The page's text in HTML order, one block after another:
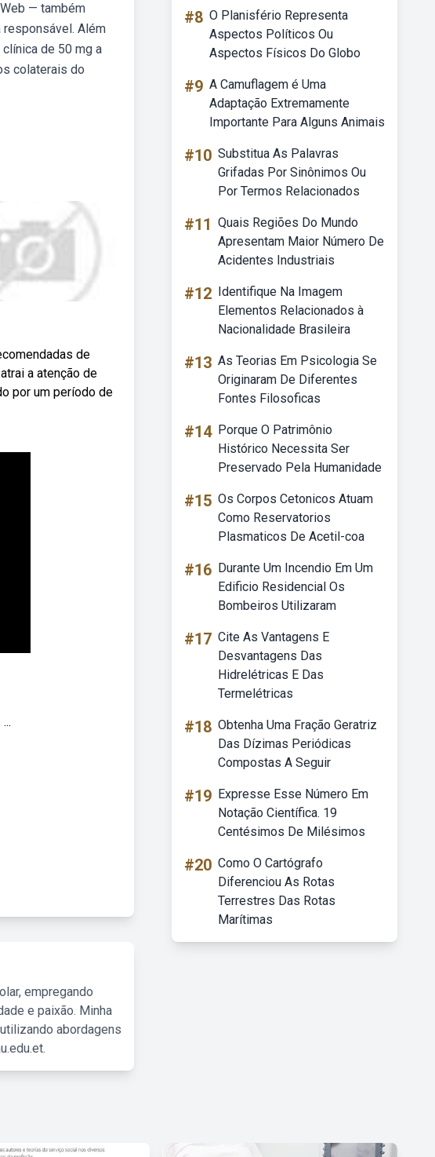
— também
Além
de 50 mg a
colaterais do
de
a atenção de
por um período de
empregando
e paixão. Minha
abordagens
#8 O Planisfério Representa
Aspectos Políticos Ou
Aspectos Físicos Do Globo
#9 A Camuflagem é Uma
Adaptação Extremamente
Importante Para Alguns Animais
#10 Substitua As Palavras
Grifadas Por Sinônimos Ou
Por Termos Relacionados
#11 Quais Regiões Do Mundo
Apresentam Maior Número De
Acidentes Industriais
#12 Identifique Na Imagem
Elementos Relacionados à
Nacionalidade Brasileira
#13 As Teorias Em Psicologia Se
Originaram De Diferentes
Fontes Filosoficas
#14 Porque O Patrimônio
Histórico Necessita Ser
Preservado Pela Humanidade
#15 Os Corpos Cetonicos Atuam
Como Reservatorios
Plasmaticos De Acetil-coa
#16 Durante Um Incendio Em Um
Edificio Residencial Os
Bombeiros Utilizaram
#17 Cite As Vantagens E
Desvantagens Das
Hidrelétricas E Das
Termelétricas
#18 Obtenha Uma Fração Geratriz
Das Dízimas Periódicas
Compostas A Seguir
#19 Expresse Esse Número Em
Notação Científica. 19
Centésimos De Milésimos
#20 Como O Cartógrafo
Diferenciou As Rotas
Terrestres Das Rotas
Marítimas